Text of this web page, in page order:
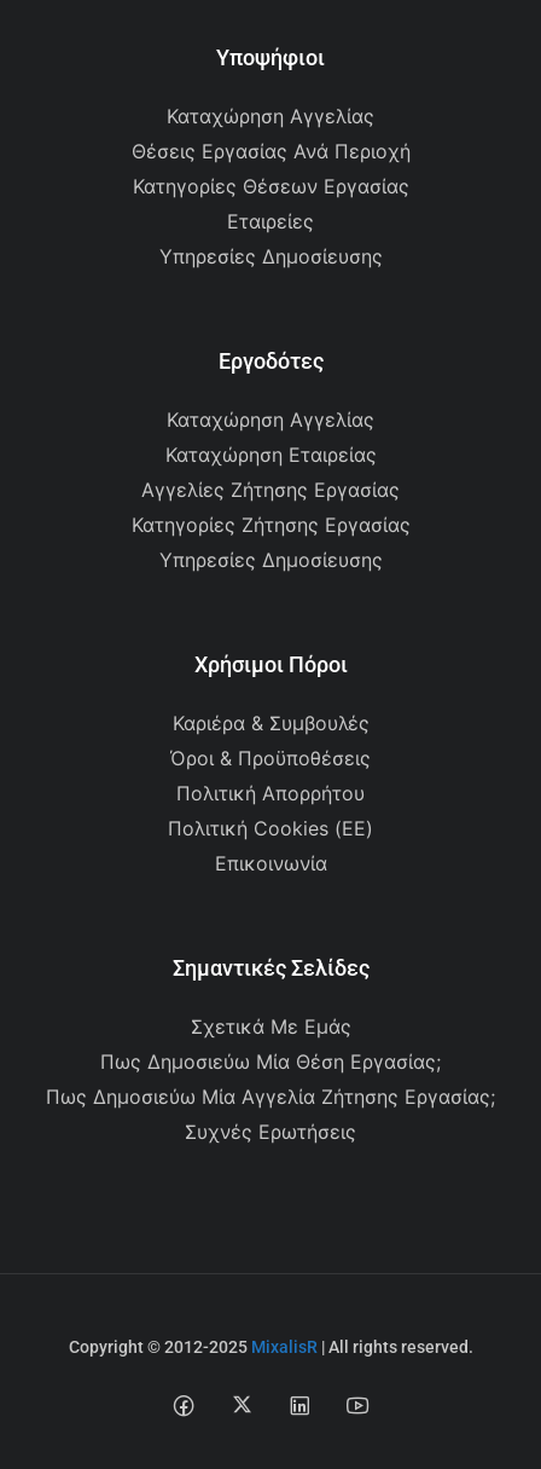
Υποψήφιοι
Καταχώρηση Αγγελίας
Θέσεις Εργασίας Ανά Περιοχή
Κατηγορίες Θέσεων Εργασίας
Εταιρείες
Υπηρεσίες Δημοσίευσης
Εργοδότες
Καταχώρηση Αγγελίας
Καταχώρηση Εταιρείας
Αγγελίες Ζήτησης Εργασίας
Κατηγορίες Ζήτησης Εργασίας
Υπηρεσίες Δημοσίευσης
Χρήσιμοι Πόροι
Καριέρα & Συμβουλές
Όροι & Προϋποθέσεις
Πολιτική Απορρήτου
Πολιτική Cookies (ΕΕ)
Επικοινωνία
Σημαντικές Σελίδες
Σχετικά Με Εμάς
Πως Δημοσιεύω Μία Θέση Εργασίας;
Πως Δημοσιεύω Μία Αγγελία Ζήτησης Εργασίας;
Συχνές Ερωτήσεις
Copyright © 2012-2025 MixalisR | All rights reserved.